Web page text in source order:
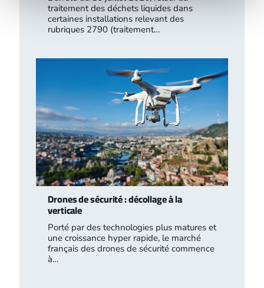
traitement des déchets liquides dans
certaines installations relevant des
rubriques 2790 (traitement…
Drones de sécurité : décollage à la
verticale
Porté par des technologies plus matures et
une croissance hyper rapide, le marché
français des drones de sécurité commence
à…